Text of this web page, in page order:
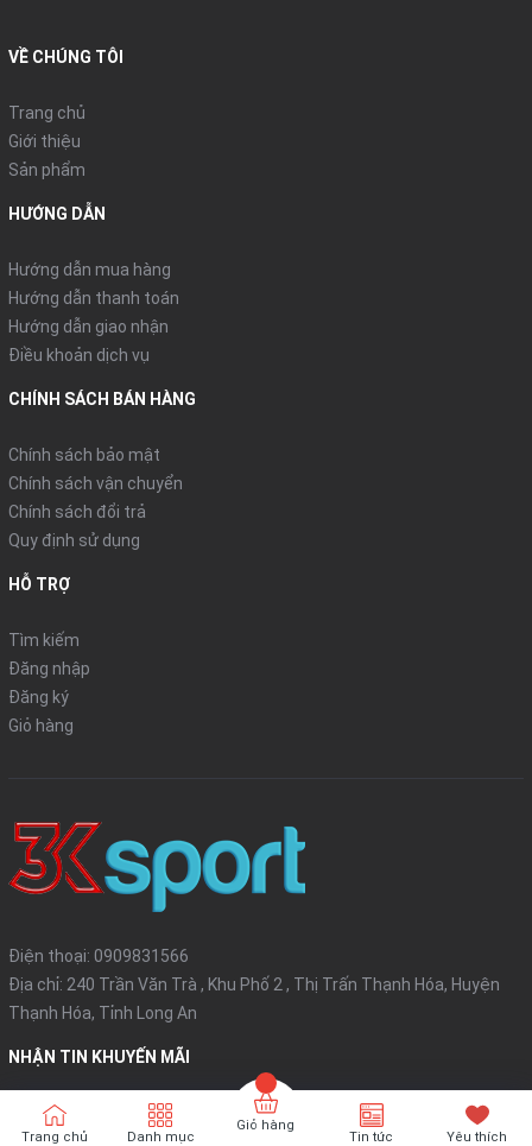
VỀ CHÚNG TÔI
Trang chủ
Giới thiệu
Sản phẩm
HƯỚNG DẪN
Hướng dẫn mua hàng
Hướng dẫn thanh toán
Hướng dẫn giao nhận
Điều khoản dịch vụ
CHÍNH SÁCH BÁN HÀNG
Chính sách bảo mật
Chính sách vận chuyển
Chính sách đổi trả
Quy định sử dụng
HỖ TRỢ
Tìm kiếm
Đăng nhập
Đăng ký
Giỏ hàng
Điện thoại: 0909831566
Địa chỉ: 240 Trần Văn Trà , Khu Phố 2 , Thị Trấn Thạnh Hóa, Huyện
Thạnh Hóa, Tỉnh Long An
NHẬN TIN KHUYẾN MÃI
Đăng ký
Trang chủ Danh mục
Giỏ hàng
Tin tức Yêu thích